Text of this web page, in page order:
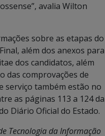
avalia Wilton
sobre as etapas do
além dos anexos para
dos candidatos, além
das comprovações de
serviço também estão no
as páginas 113 a 124 da
Diário Oficial do Estado.
Tecnologia da Informação